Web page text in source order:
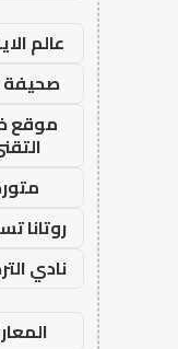
عالم
صحيفة
موقع
روتانا
نادي